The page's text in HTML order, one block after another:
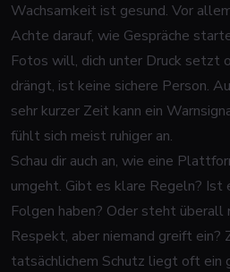
Wachsamkeit ist gesund. Vor
Achte darauf, wie Gespräche
Fotos will, dich unter Druck setzt
drängt, ist keine sichere Person.
sehr kurzer Zeit kann ein
fühlt sich meist ruhiger an.
Schau dir auch an, wie eine
umgeht. Gibt es klare Regeln? Ist
Folgen haben? Oder steht überall
Respekt, aber niemand greift ein?
tatsächlichem Schutz liegt oft ein